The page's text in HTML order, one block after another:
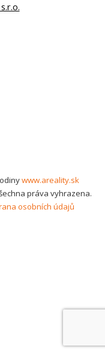
www.areality.sk
práva vyhrazena.
osobních údajů